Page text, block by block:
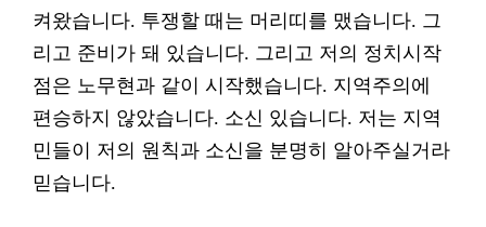
켜왔습니다. 투쟁할 때는 머리띠를 맸습니다. 그
리고 준비가 돼 있습니다. 그리고 저의 정치시작
점은 노무현과 같이 시작했습니다. 지역주의에
편승하지 않았습니다. 소신 있습니다. 저는 지역
민들이 저의 원칙과 소신을 분명히 알아주실거라
믿습니다.